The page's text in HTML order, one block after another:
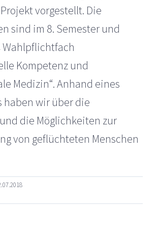
vorgestellt. Die
sind im 8. Semester und
Wahlpflichtfach
Kompetenz und
Medizin“. Anhand eines
haben wir über die
die Möglichkeiten zur
von geflüchteten Menschen